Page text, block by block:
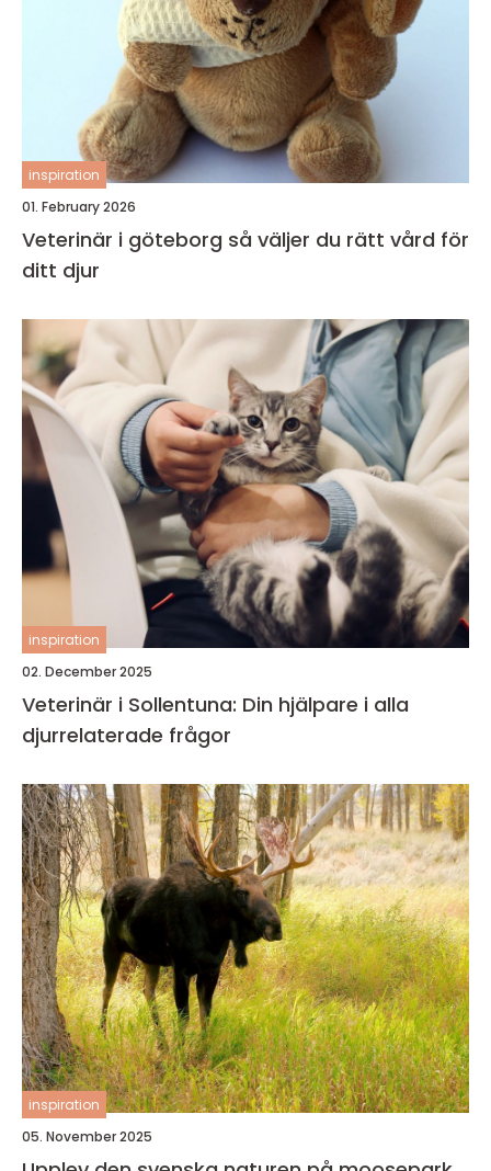
inspiration
01. February 2026
Veterinär i göteborg så väljer du rätt vård för
ditt djur
inspiration
02. December 2025
Veterinär i Sollentuna: Din hjälpare i alla
djurrelaterade frågor
inspiration
05. November 2025